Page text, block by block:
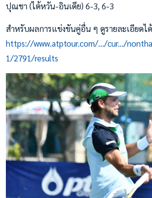
ปุณชา (ไต้หวัน-อินเดีย) 6-3, 6-3
สำหรับผลการแข่งขันคู่อื่น ๆ ดูรายละเอียดไ
https://www.atptour.com/.../cur.../
1/2791/results